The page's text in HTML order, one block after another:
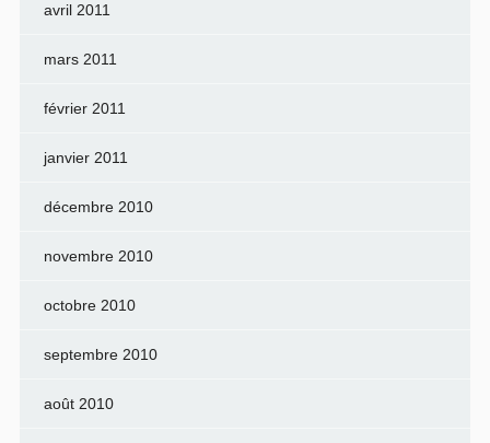
avril 2011
mars 2011
février 2011
janvier 2011
décembre 2010
novembre 2010
octobre 2010
septembre 2010
août 2010